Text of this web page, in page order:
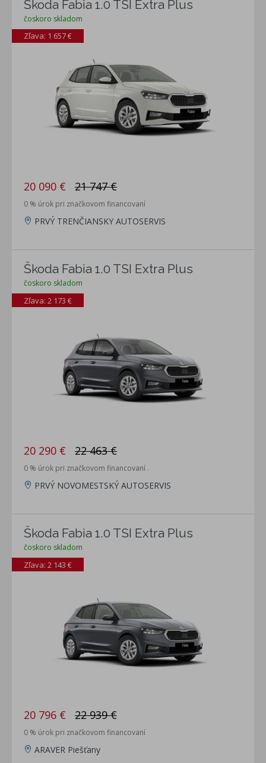
Škoda Fabia 1.0 TSI Extra Plus
čoskoro skladom
Zľava: 1 657 €
20 090 € 21 747 €
0 % úrok pri značkovom financovaní
PRVÝ TRENČIANSKY AUTOSERVIS
Škoda Fabia 1.0 TSI Extra Plus
čoskoro skladom
Zľava: 2 173 €
20 290 € 22 463 €
0 % úrok pri značkovom financovaní .
PRVÝ NOVOMESTSKÝ AUTOSERVIS
Škoda Fabia 1.0 TSI Extra Plus
čoskoro skladom
Zľava: 2 143 €
20 796 € 22 939 €
0 % úrok pri značkovom financovaní
ARAVER Piešťany